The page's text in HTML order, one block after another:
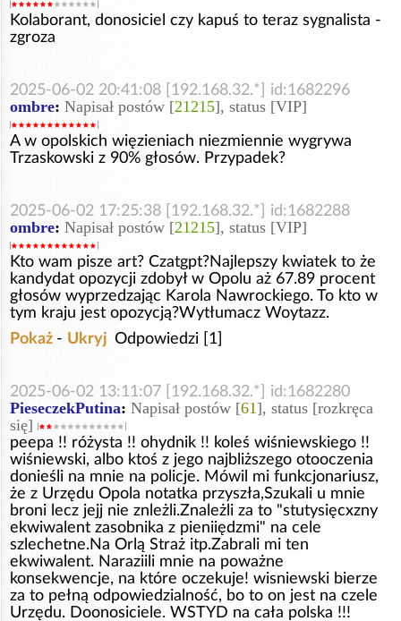
Kolaborant, donosiciel czy kapuś to teraz sygnalista -
zgroza
2025-06-02 20:41:08 [192.168.32.*] id:1682296
ombre: Napisał postów [21215], status [VIP]
A w opolskich więzieniach niezmiennie wygrywa
Trzaskowski z 90% głosów. Przypadek?
2025-06-02 17:25:38 [192.168.32.*] id:1682288
ombre: Napisał postów [21215], status [VIP]
Kto wam pisze art? Czatgpt?Najlepszy kwiatek to że
kandydat opozycji zdobył w Opolu aż 67.89 procent
głosów wyprzedzając Karola Nawrockiego. To kto w
tym kraju jest opozycją?Wytłumacz Woytazz.
Pokaż - Ukryj Odpowiedzi [1]
2025-06-02 13:11:07 [192.168.32.*] id:1682280
PieseczekPutina: Napisał postów [61], status [rozkręca
się]
peepa !! różysta !! ohydnik !! koleś wiśniewskiego !!
wiśniewski, albo ktoś z jego najbliższego otooczenia
donieśli na mnie na policje. Mówil mi funkcjonariusz,
że z Urzędu Opola notatka przyszła,Szukali u mnie
broni lecz jejj nie znleżli.Znależli za to "stutysięcxzny
ekwiwalent zasobnika z pieniiędzmi" na cele
szlechetne.Na Orlą Straż itp.Zabrali mi ten
ekwiwalent. Naraziili mnie na poważne
konsekwencje, na które oczekuje! wisniewski bierze
za to pełną odpowiedzialność, bo to on jest na czele
Urzędu. Doonosiciele. WSTYD na cała polska !!!